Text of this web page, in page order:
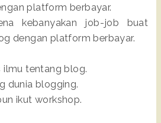
platform berbayar.
kebanyakan job-job buat
dengan platform berbayar.
ilmu tentang blog.
dunia blogging.
ikut workshop.